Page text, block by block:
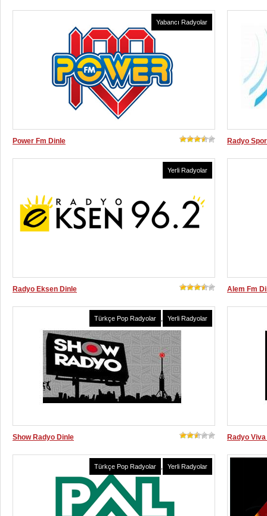
Yabancı Radyolar
Power Fm Dinle Radyo
Yerli Radyolar
Radyo Eksen Dinle Alem Fm
Türkçe Pop Radyolar Yerli Radyolar
Show Radyo Dinle Radyo
Türkçe Pop Radyolar Yerli Radyolar